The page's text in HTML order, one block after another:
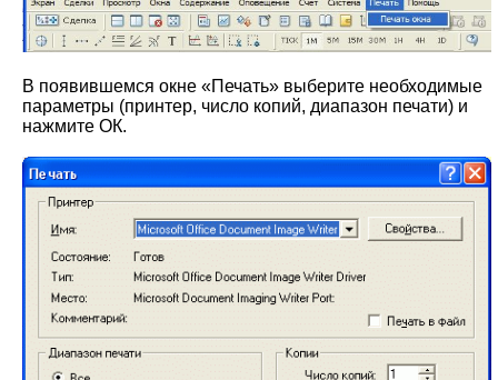
В появившемся окне «Печать» выберите необходимые
параметры (принтер, число копий, диапазон печати) и
нажмите ОК.